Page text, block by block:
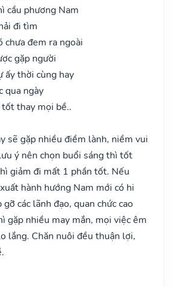
cầu phương Nam
đi tìm
chưa đem ra ngoài
gặp người
ấy thời cùng hay
qua ngày
thay mọi bề..
sẽ gặp nhiều điềm lành, niềm vui
ý nên chọn buổi sáng thì tốt
giảm đi mất 1 phần tốt. Nếu
hành hướng Nam mới có hi
các lãnh đạo, quan chức cao
gặp nhiều may mắn, mọi việc êm
lắng. Chăn nuôi đều thuận lợi,